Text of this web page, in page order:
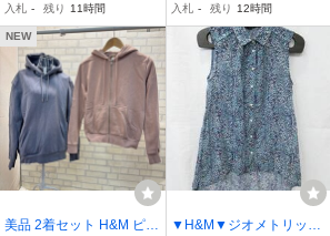
入札 - 残り 11時間 入札 - 残り 12時間
NEW
美品 2着セット H&M ピン
▼H&M▼ジオメトリック